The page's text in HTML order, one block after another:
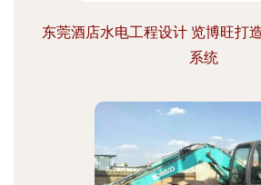
东莞酒店水电工程设计 览博旺打
系统